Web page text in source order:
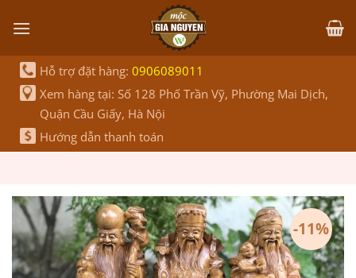
qua
dung
Hỗ trợ đặt hàng: 0906089011
Xem hàng tại: Số 128 Phố Trần Vỹ, Phường Mai Dịch,
Quận Cầu Giấy, Hà Nội
Hướng dẫn thanh toán
-11%